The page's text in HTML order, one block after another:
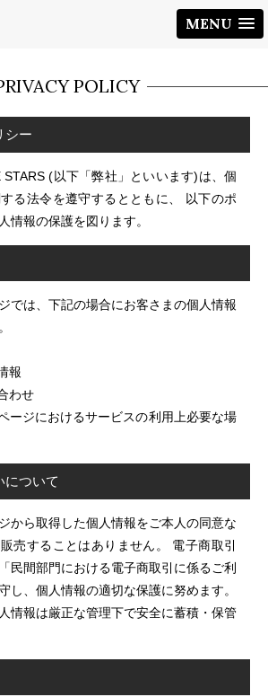
MENU
POLICY
シー
STARS (以下「弊社」といいます)は、個
る法令を遵守するとともに、 以下のポ
情報の保護を図ります。
では、下記の場合にお客さまの個人情報
報
わせ
ージにおけるサービスの利用上必要な場
について
から取得した個人情報をご本人の同意な
売することはありません。 電子商取引
民間部門における電子商取引に係るご利
し、個人情報の適切な保護に努めます。
情報は厳正な管理下で安全に蓄積・保管